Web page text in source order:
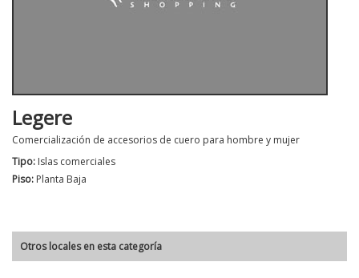
Legere
Comercialización de accesorios de cuero para hombre y mujer
Tipo: Islas comerciales
Piso: Planta Baja
Otros locales en esta categoría